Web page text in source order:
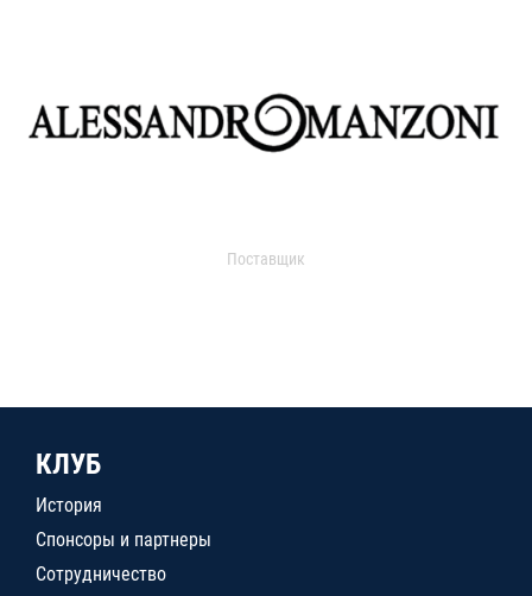
Поставщик
КЛУБ
История
Спонсоры и партнеры
Сотрудничество